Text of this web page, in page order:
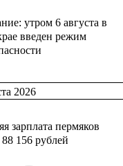
утром 6 августа в
введен режим
2026
зарплата пермяков
156 рублей